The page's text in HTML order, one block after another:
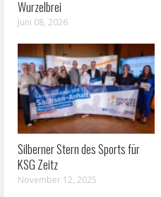
Wurzelbrei
Juni 08, 2026
Silberner Stern des Sports für
KSG Zeitz
November 12, 2025